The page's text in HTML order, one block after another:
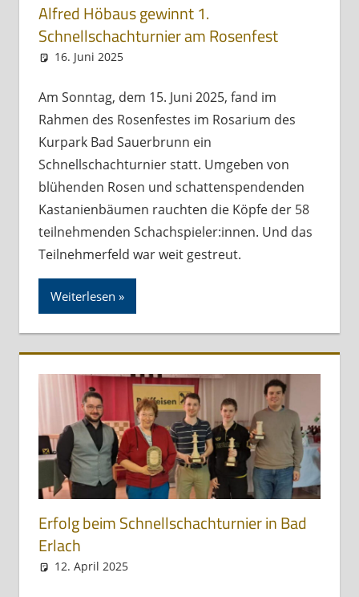
Alfred Höbaus gewinnt 1.
Schnellschachturnier am Rosenfest
16. Juni 2025
Am Sonntag, dem 15. Juni 2025, fand im
Rahmen des Rosenfestes im Rosarium des
Kurpark Bad Sauerbrunn ein
Schnellschachturnier statt. Umgeben von
blühenden Rosen und schattenspendenden
Kastanienbäumen rauchten die Köpfe der 58
teilnehmenden Schachspieler:innen. Und das
Teilnehmerfeld war weit gestreut.
Weiterlesen
Erfolg beim Schnellschachturnier in Bad
Erlach
12. April 2025